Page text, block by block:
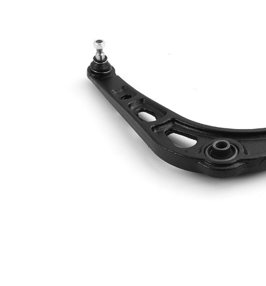
Doplňující
výrobek/info 2
Konstrukce/typ
ramene
párová čísla
výrobku
VKDS 326027
B